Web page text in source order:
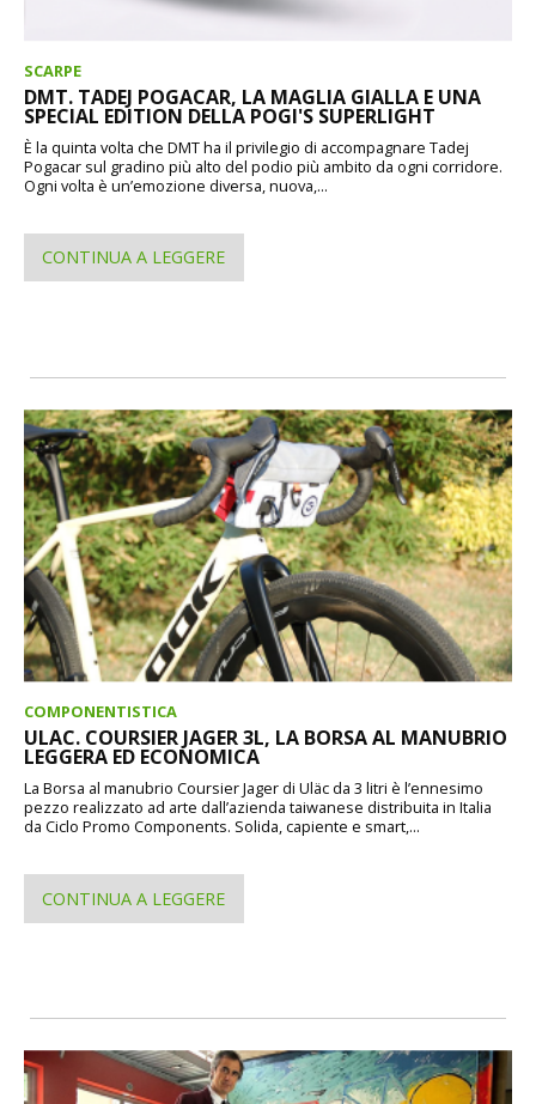
SCARPE
DMT. TADEJ POGACAR, LA MAGLIA GIALLA E UNA
SPECIAL EDITION DELLA POGI'S SUPERLIGHT
È la quinta volta che DMT ha il privilegio di accompagnare Tadej
Pogacar sul gradino più alto del podio più ambito da ogni corridore.
Ogni volta è un’emozione diversa, nuova,...
CONTINUA A LEGGERE
COMPONENTISTICA
ULAC. COURSIER JAGER 3L, LA BORSA AL MANUBRIO
LEGGERA ED ECONOMICA
La Borsa al manubrio Coursier Jager di Uläc da 3 litri è l’ennesimo
pezzo realizzato ad arte dall’azienda taiwanese distribuita in Italia
da Ciclo Promo Components. Solida, capiente e smart,...
CONTINUA A LEGGERE